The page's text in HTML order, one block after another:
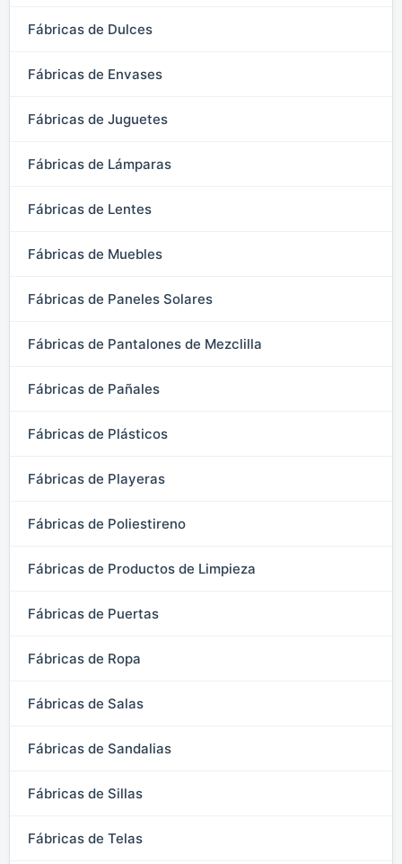
Fábricas de Dulces
Fábricas de Envases
Fábricas de Juguetes
Fábricas de Lámparas
Fábricas de Lentes
Fábricas de Muebles
Fábricas de Paneles Solares
Fábricas de Pantalones de Mezclilla
Fábricas de Pañales
Fábricas de Plásticos
Fábricas de Playeras
Fábricas de Poliestireno
Fábricas de Productos de Limpieza
Fábricas de Puertas
Fábricas de Ropa
Fábricas de Salas
Fábricas de Sandalias
Fábricas de Sillas
Fábricas de Telas